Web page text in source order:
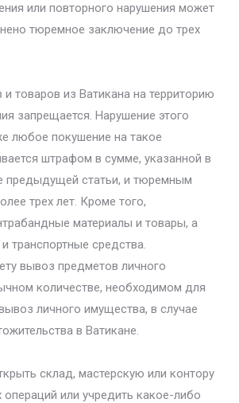
или повторного нарушения может
тюремное заключение до трех
товаров из Ватикана на территорию
запрещается. Нарушение этого
любое покушение на такое
штрафом в сумме, указанной в
предыдущей статьи, и тюремным
трех лет. Кроме того,
материалы и товары, а
транспортные средства.
вывоз предметов личного
количестве, необходимом для
личного имущества, в случае
в Ватикане.
склад, мастерскую или контору
или учредить какое-либо